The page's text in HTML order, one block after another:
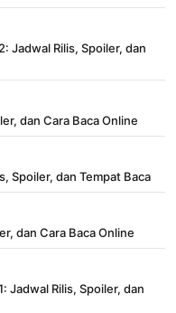
Jadwal Rilis, Spoiler, dan
dan Cara Baca Online
Spoiler, dan Tempat Baca
dan Cara Baca Online
Jadwal Rilis, Spoiler, dan